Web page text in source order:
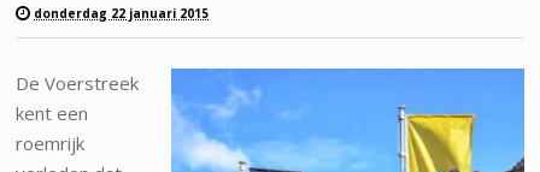
donderdag 22 januari 2015
De Voerstreek
kent een
roemrijk